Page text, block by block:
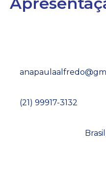
(21) 99917-3132
Brasil